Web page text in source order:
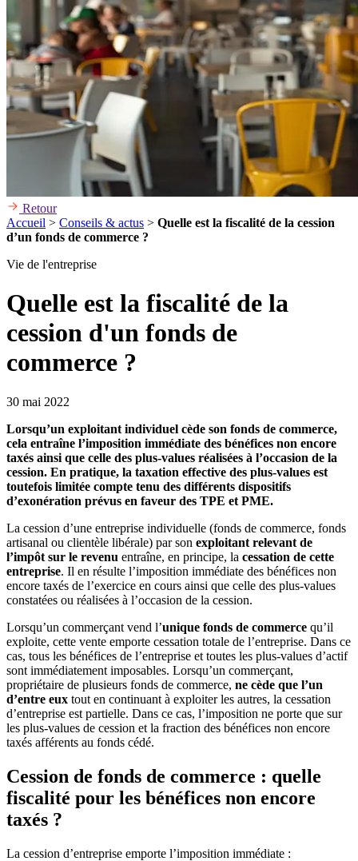
Retour
Accueil > Conseils & actus > Quelle est la fiscalité de la cession
d’un fonds de commerce ?
Vie de l'entreprise
Quelle est la fiscalité de la
cession d'un fonds de
commerce ?
30 mai 2022
Lorsqu’un exploitant individuel cède son fonds de commerce,
cela entraîne l’imposition immédiate des bénéfices non encore
taxés ainsi que celle des plus-values réalisées à l’occasion de la
cession. En pratique, la taxation effective des plus-values est
toutefois limitée compte tenu des différents dispositifs
d’exonération prévus en faveur des TPE et PME.
La cession d’une entreprise individuelle (fonds de commerce, fonds
artisanal ou clientèle libérale) par son exploitant relevant de
l’impôt sur le revenu entraîne, en principe, la cessation de cette
entreprise. Il en résulte l’imposition immédiate des bénéfices non
encore taxés de l’exercice en cours ainsi que celle des plus-values
constatées ou réalisées à l’occasion de la cession.
Lorsqu’un commerçant vend l’unique fonds de commerce qu’il
exploite, cette vente emporte cessation totale de l’entreprise. Dans ce
cas, tous les bénéfices de l’entreprise et toutes les plus-values d’actif
sont immédiatement imposables. Lorsqu’un commerçant,
propriétaire de plusieurs fonds de commerce, ne cède que l’un
d’entre eux tout en continuant à exploiter les autres, la cessation
d’entreprise est partielle. Dans ce cas, l’imposition ne porte que sur
les plus-values de cession et la fraction des bénéfices non encore
taxés afférents au fonds cédé.
Cession de fonds de commerce : quelle
fiscalité pour les bénéfices non encore
taxés ?
La cession d’entreprise emporte l’imposition immédiate :